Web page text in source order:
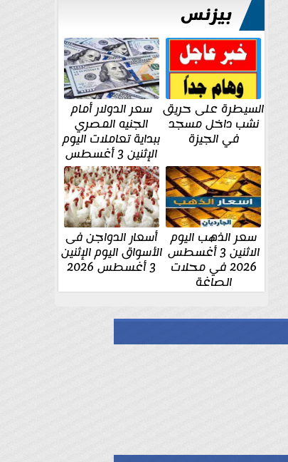
بيزنس
السيطرة على حريق
نشب داخل مسجد
في الجيزة
سعر الدولار أمام
الجنيه المصري
ببداية تعاملات اليوم
الإثنين 3 أغسطس
سعر الذهب اليوم
الاثنين 3 أغسطس
2026 في محلات
الصاغة
أسعار الدواجن فى
الأسواق اليوم الإثنين
3 أغسطس 2026